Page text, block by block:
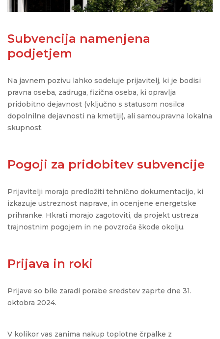
Subvencija namenjena
podjetjem
Na javnem pozivu lahko sodeluje prijavitelj, ki je bodisi
pravna oseba, zadruga, fizična oseba, ki opravlja
pridobitno dejavnost (vključno s statusom nosilca
dopolnilne dejavnosti na kmetiji), ali samoupravna lokalna
skupnost.
Pogoji za pridobitev subvencije
Prijavitelji morajo predložiti tehnično dokumentacijo, ki
izkazuje ustreznost naprave, in ocenjene energetske
prihranke. Hkrati morajo zagotoviti, da projekt ustreza
trajnostnim pogojem in ne povzroča škode okolju.
Prijava in roki
Prijave so bile zaradi porabe sredstev zaprte dne 31.
oktobra 2024.
V kolikor vas zanima nakup toplotne črpalke z